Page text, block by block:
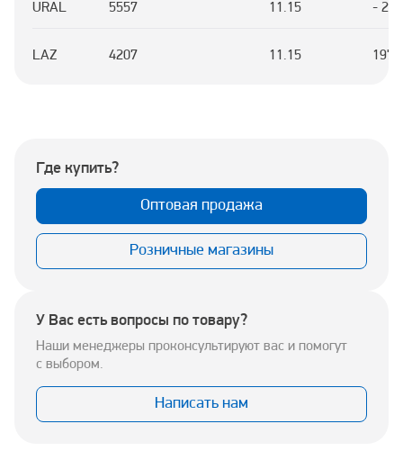
URAL 5557 11.15 -
LAZ 4207 11.15
Где купить?
Оптовая продажа
Розничные магазины
У Вас есть вопросы по товару?
Наши менеджеры проконсультируют вас и помогут
с выбором.
Написать нам